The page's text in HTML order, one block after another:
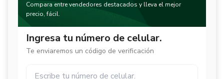
Compara entre vendedores destacados y lleva el mejor
precio, fácil.
Ingresa tu número de celular.
Te enviaremos un código de verificación